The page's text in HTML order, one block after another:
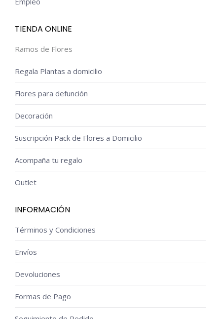
TIENDA ONLINE
Ramos de Flores
Regala Plantas a domicilio
Flores para defunción
Decoración
Suscripción Pack de Flores a Domicilio
Acompaña tu regalo
Outlet
INFORMACIÓN
Términos y Condiciones
Envíos
Devoluciones
Formas de Pago